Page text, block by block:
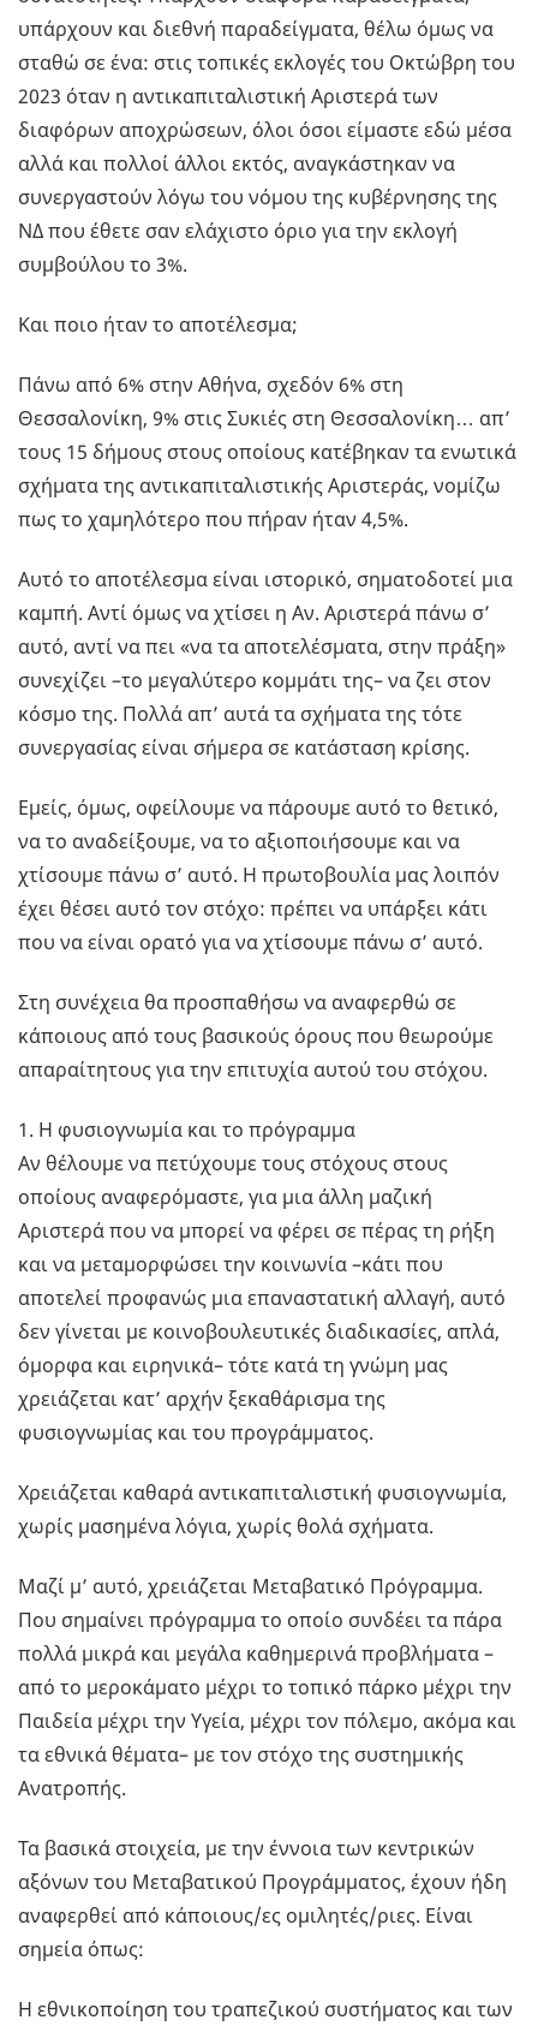
υπάρχουν και διεθνή παραδείγματα, θέλω όμως να
σταθώ σε ένα: στις τοπικές εκλογές του Οκτώβρη του
2023 όταν η αντικαπιταλιστική Αριστερά των
διαφόρων αποχρώσεων, όλοι όσοι είμαστε εδώ μέσα
αλλά και πολλοί άλλοι εκτός, αναγκάστηκαν να
συνεργαστούν λόγω του νόμου της κυβέρνησης της
ΝΔ που έθετε σαν ελάχιστο όριο για την εκλογή
συμβούλου το 3%.
Και ποιο ήταν το αποτέλεσμα;
Πάνω από 6% στην Αθήνα, σχεδόν 6% στη
Θεσσαλονίκη, 9% στις Συκιές στη Θεσσαλονίκη… απ’
τους 15 δήμους στους οποίους κατέβηκαν τα ενωτικά
σχήματα της αντικαπιταλιστικής Αριστεράς, νομίζω
πως το χαμηλότερο που πήραν ήταν 4,5%.
Αυτό το αποτέλεσμα είναι ιστορικό, σηματοδοτεί μια
καμπή. Αντί όμως να χτίσει η Αν. Αριστερά πάνω σ’
αυτό, αντί να πει «να τα αποτελέσματα, στην πράξη»
συνεχίζει –το μεγαλύτερο κομμάτι της– να ζει στον
κόσμο της. Πολλά απ’ αυτά τα σχήματα της τότε
συνεργασίας είναι σήμερα σε κατάσταση κρίσης.
Εμείς, όμως, οφείλουμε να πάρουμε αυτό το θετικό,
να το αναδείξουμε, να το αξιοποιήσουμε και να
χτίσουμε πάνω σ’ αυτό. Η πρωτοβουλία μας λοιπόν
έχει θέσει αυτό τον στόχο: πρέπει να υπάρξει κάτι
που να είναι ορατό για να χτίσουμε πάνω σ’ αυτό.
Στη συνέχεια θα προσπαθήσω να αναφερθώ σε
κάποιους από τους βασικούς όρους που θεωρούμε
απαραίτητους για την επιτυχία αυτού του στόχου.
1. Η φυσιογνωμία και το πρόγραμμα
Αν θέλουμε να πετύχουμε τους στόχους στους
οποίους αναφερόμαστε, για μια άλλη μαζική
Αριστερά που να μπορεί να φέρει σε πέρας τη ρήξη
και να μεταμορφώσει την κοινωνία –κάτι που
αποτελεί προφανώς μια επαναστατική αλλαγή, αυτό
δεν γίνεται με κοινοβουλευτικές διαδικασίες, απλά,
όμορφα και ειρηνικά– τότε κατά τη γνώμη μας
χρειάζεται κατ’ αρχήν ξεκαθάρισμα της
φυσιογνωμίας και του προγράμματος.
Χρειάζεται καθαρά αντικαπιταλιστική φυσιογνωμία,
χωρίς μασημένα λόγια, χωρίς θολά σχήματα.
Μαζί μ’ αυτό, χρειάζεται Μεταβατικό Πρόγραμμα.
Που σημαίνει πρόγραμμα το οποίο συνδέει τα πάρα
πολλά μικρά και μεγάλα καθημερινά προβλήματα –
από το μεροκάματο μέχρι το τοπικό πάρκο μέχρι την
Παιδεία μέχρι την Υγεία, μέχρι τον πόλεμο, ακόμα και
τα εθνικά θέματα– με τον στόχο της συστημικής
Ανατροπής.
Τα βασικά στοιχεία, με την έννοια των κεντρικών
αξόνων του Μεταβατικού Προγράμματος, έχουν ήδη
αναφερθεί από κάποιους/ες ομιλητές/ριες. Είναι
σημεία όπως:
Η εθνικοποίηση του τραπεζικού συστήματος και των